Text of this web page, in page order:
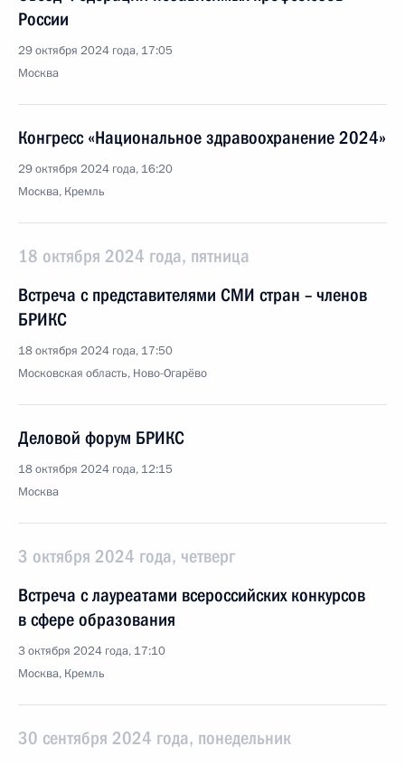
России
29 октября 2024 года, 17:05
Москва
Конгресс «Национальное здравоохранение 2024»
29 октября 2024 года, 16:20
Москва, Кремль
18 октября 2024 года, пятница
Встреча с представителями СМИ стран – членов
БРИКС
18 октября 2024 года, 17:50
Московская область, Ново-Огарёво
Деловой форум БРИКС
18 октября 2024 года, 12:15
Москва
3 октября 2024 года, четверг
Встреча с лауреатами всероссийских конкурсов
в сфере образования
3 октября 2024 года, 17:10
Москва, Кремль
30 сентября 2024 года, понедельник